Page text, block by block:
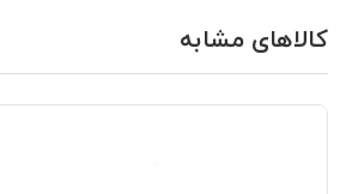
کالاهای مشابه